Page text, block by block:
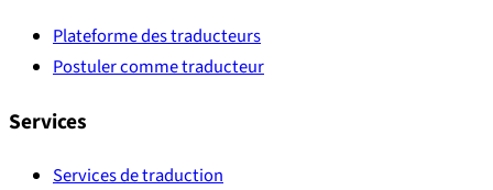
Plateforme des traducteurs
Postuler comme traducteur
Services
Services de traduction